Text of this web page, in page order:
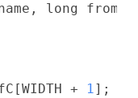
long
+ 1];